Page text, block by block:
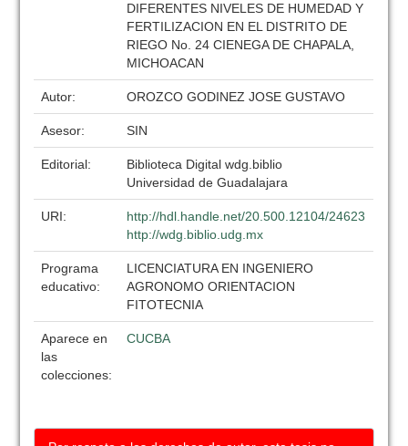
DIFERENTES NIVELES DE HUMEDAD Y
FERTILIZACION EN EL DISTRITO DE
RIEGO No. 24 CIENEGA DE CHAPALA,
MICHOACAN
Autor: OROZCO GODINEZ JOSE GUSTAVO
Asesor: SIN
Editorial:
Biblioteca Digital wdg.biblio
Universidad de Guadalajara
URI:
http://hdl.handle.net/20.500.12104/24623
http://wdg.biblio.udg.mx
Programa
educativo:
LICENCIATURA EN INGENIERO
AGRONOMO ORIENTACION
FITOTECNIA
Aparece en
las
colecciones:
CUCBA